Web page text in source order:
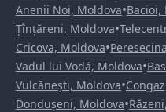
Anenii Noi, Moldova•Bacioi,
Țînțăreni, Moldova•
Cricova, Moldova•
Vadul lui Vodă, Moldova•
Vulcănești, Moldova•
Dondușeni, Moldova•